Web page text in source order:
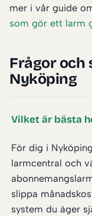
mer i vår guide
som gör ett larm
Frågor och
Nyköping
Vilket är bästa
För dig i
larmcentral och
slippa
system du äger